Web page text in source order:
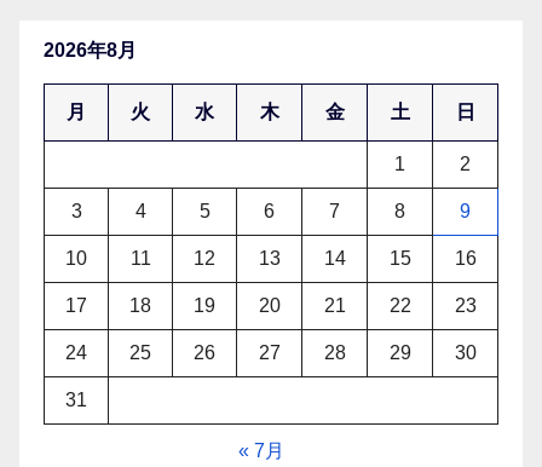
2026年8月
月 火 水 木 金 土 日
1 2
3 4 5 6 7 8 9
10 11 12 13 14 15 16
17 18 19 20 21 22 23
24 25 26 27 28 29 30
31
« 7月